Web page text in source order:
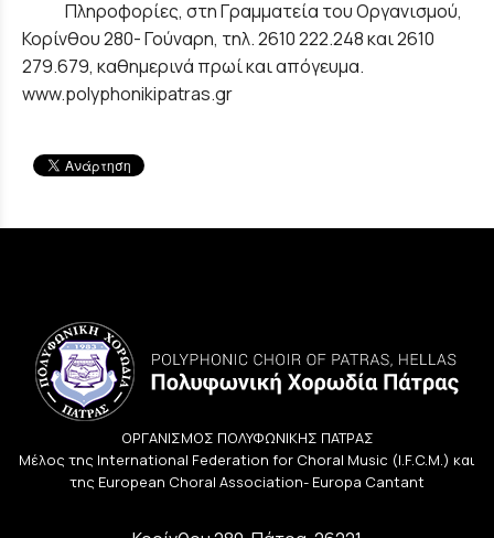
Πληροφορίες, στη Γραμματεία του Οργανισμού,
Κορίνθου 280- Γούναρη, τηλ. 2610 222.248 και 2610
279.679, καθημερινά πρωί και απόγευμα.
www.polyphonikipatras.gr
ΟΡΓΑΝΙΣΜΟΣ ΠΟΛΥΦΩΝΙΚΗΣ ΠΑΤΡΑΣ
Μέλος της International Federation for Choral Music (I.F.C.M.) και
της European Choral Association- Europa Cantant